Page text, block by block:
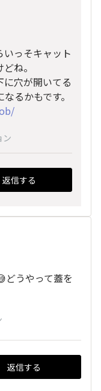
っそキャット
ね。
穴が開いてる
るかもです。
ン
返信する
どうやって蓋を
返信する